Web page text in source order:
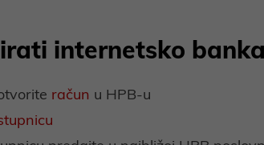
internetsko
račun u HPB-u